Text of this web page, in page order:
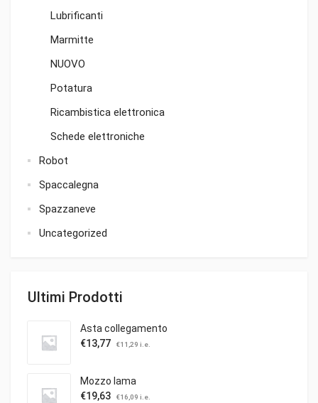
Lubrificanti
Marmitte
NUOVO
Potatura
Ricambistica elettronica
Schede elettroniche
Robot
Spaccalegna
Spazzaneve
Uncategorized
Ultimi Prodotti
Asta collegamento
€13,77 €11,29 i.e.
Mozzo lama
€19,63 €16,09 i.e.